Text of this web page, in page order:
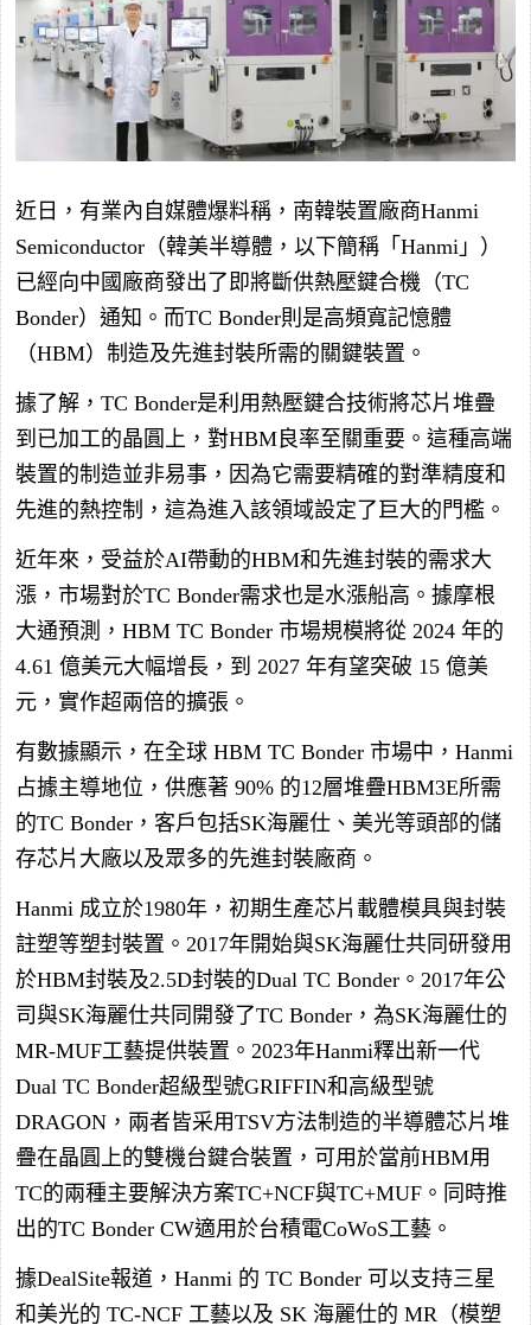
近日，有業內自媒體爆料稱，南韓裝置廠商Hanmi
Semiconductor（韓美半導體，以下簡稱「Hanmi」）
已經向中國廠商發出了即將斷供熱壓鍵合機（TC
Bonder）通知。而TC Bonder則是高頻寬記憶體
（HBM）制造及先進封裝所需的關鍵裝置。
據了解，TC Bonder是利用熱壓鍵合技術將芯片堆疊
到已加工的晶圓上，對HBM良率至關重要。這種高端
裝置的制造並非易事，因為它需要精確的對準精度和
先進的熱控制，這為進入該領域設定了巨大的門檻。
近年來，受益於AI帶動的HBM和先進封裝的需求大
漲，市場對於TC Bonder需求也是水漲船高。據摩根
大通預測，HBM TC Bonder 市場規模將從 2024 年的
4.61 億美元大幅增長，到 2027 年有望突破 15 億美
元，實作超兩倍的擴張。
有數據顯示，在全球 HBM TC Bonder 市場中，Hanmi
占據主導地位，供應著 90% 的12層堆疊HBM3E所需
的TC Bonder，客戶包括SK海麗仕、美光等頭部的儲
存芯片大廠以及眾多的先進封裝廠商。
Hanmi 成立於1980年，初期生產芯片載體模具與封裝
註塑等塑封裝置。2017年開始與SK海麗仕共同研發用
於HBM封裝及2.5D封裝的Dual TC Bonder。2017年公
司與SK海麗仕共同開發了TC Bonder，為SK海麗仕的
MR-MUF工藝提供裝置。2023年Hanmi釋出新一代
Dual TC Bonder超級型號GRIFFIN和高級型號
DRAGON，兩者皆采用TSV方法制造的半導體芯片堆
疊在晶圓上的雙機台鍵合裝置，可用於當前HBM用
TC的兩種主要解決方案TC+NCF與TC+MUF。同時推
出的TC Bonder CW適用於台積電CoWoS工藝。
據DealSite報道，Hanmi 的 TC Bonder 可以支持三星
和美光的 TC-NCF 工藝以及 SK 海麗仕的 MR（模塑